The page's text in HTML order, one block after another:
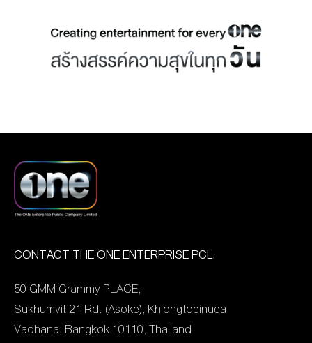
หนึ่ง!! ด้วยการคว้า 3
รางวัลจากเวที “Asian
Television Awards” ครั้งที่
BINH THEATRE เมืองโฮจิมิ
งานประกาศรางวัลสุดยิ่ง
ใหญ่ จัดขึ้นเพื่อมอบรางวัล
ให้กับผลงานทางโทรทัศน์ ที่
โดยซีรีส์เรื่อง “Enigma คน
คว้าได้ถึง 2 รางวัลได้แก่
“BEST
CINEMATOGRAPHY
Simulcast เป็นเรื่องแรกใน
รอบ 3 ปีที่ประเทศจีนทาง
สตรีมมิ่งแพลตฟอร์ม
140 ประเทศทุกทวีปทั่วโลก
รีส์อย่างเป็นทางการใน
International จากครีเอ
เตอร์ เอกชัย เอื้อครอง
CONTACT THE ONE ENTERPRISE PCL.
50 GMM Grammy PLACE,
Sukhumvit 21 Rd. (Asoke), Khlongtoeinuea,
Vadhana, Bangkok 10110, Thailand